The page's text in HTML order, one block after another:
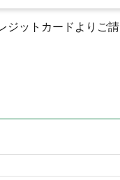
ジットカードよりご請